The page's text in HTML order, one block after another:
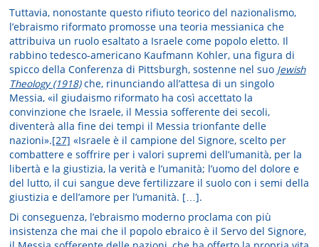
Tuttavia, nonostante questo rifiuto teorico del nazionalismo,
l’ebraismo riformato promosse una teoria messianica che
attribuiva un ruolo esaltato a Israele come popolo eletto. Il
rabbino tedesco-americano Kaufmann Kohler, una figura di
spicco della Conferenza di Pittsburgh, sostenne nel suo Jewish
Theology (1918)che, rinunciando all’attesa di un singolo
Messia, «il giudaismo riformato ha così accettato la
convinzione che Israele, il Messia sofferente dei secoli,
diventerà alla fine dei tempi il Messia trionfante delle
nazioni».[27] «Israele è il campione del Signore, scelto per
combattere e soffrire per i valori supremi dell’umanità, per la
libertà e la giustizia, la verità e l’umanità; l’uomo del dolore e
del lutto, il cui sangue deve fertilizzare il suolo con i semi della
giustizia e dell’amore per l’umanità. […].
Di conseguenza, l’ebraismo moderno proclama con più
insistenza che mai che il popolo ebraico è il Servo del Signore,